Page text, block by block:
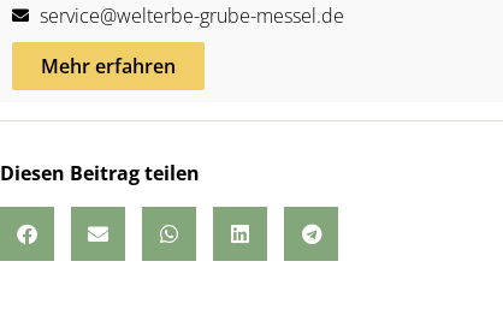
service@welterbe-grube-messel.de
Mehr erfahren
Diesen Beitrag teilen